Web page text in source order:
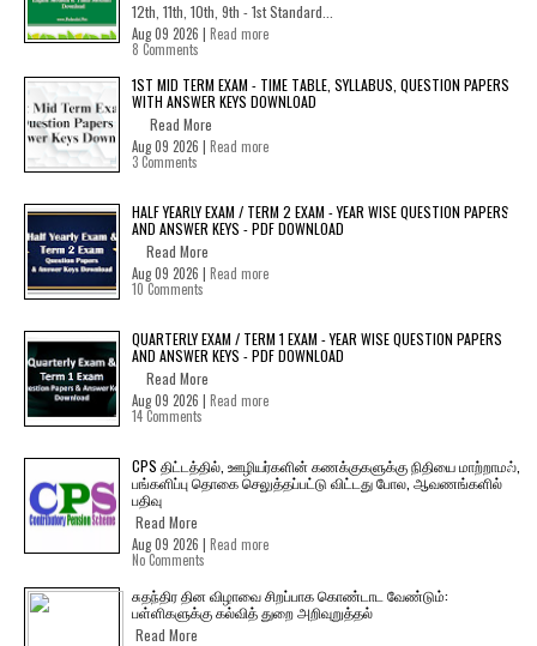
12th, 11th, 10th, 9th - 1st Standard...
Aug 09 2026 | Read more
8 Comments
1ST MID TERM EXAM - TIME TABLE, SYLLABUS, QUESTION PAPERS
WITH ANSWER KEYS DOWNLOAD
Read More
Aug 09 2026 | Read more
3 Comments
HALF YEARLY EXAM / TERM 2 EXAM - YEAR WISE QUESTION PAPERS
AND ANSWER KEYS - PDF DOWNLOAD
Read More
Aug 09 2026 | Read more
10 Comments
QUARTERLY EXAM / TERM 1 EXAM - YEAR WISE QUESTION PAPERS
AND ANSWER KEYS - PDF DOWNLOAD
Read More
Aug 09 2026 | Read more
14 Comments
CPS திட்டத்தில், ஊழியர்களின் கணக்குகளுக்கு நிதியை மாற்றாமல்,
பங்களிப்பு தொகை செலுத்தப்பட்டு விட்டது போல, ஆவணங்களில்
பதிவு
Read More
Aug 09 2026 | Read more
No Comments
சுதந்திர தின விழாவை சிறப்பாக கொண்டாட வேண்டும்:
பள்ளிகளுக்கு கல்வித் துறை அறிவுறுத்தல்
Read More